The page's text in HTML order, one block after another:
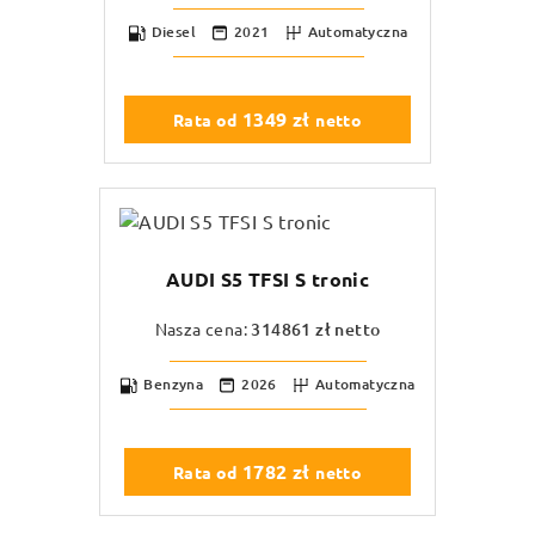
Diesel 2021 Automatyczna
Rata od 1349 zł netto
AUDI S5 TFSI S tronic
Nasza cena:314861 zł netto
Benzyna 2026 Automatyczna
Rata od 1782 zł netto